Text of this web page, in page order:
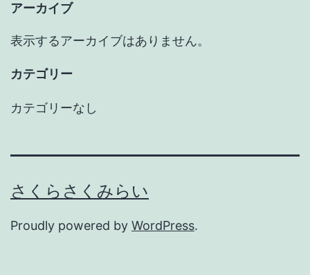
アーカイブ
表示するアーカイブはありません。
カテゴリー
カテゴリーなし
さくらさくみらい
Proudly powered by WordPress.